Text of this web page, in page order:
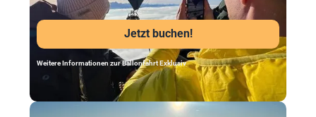
Jetzt buchen!
Weitere Informationen zur Ballonfahrt Exklusiv